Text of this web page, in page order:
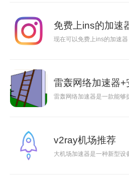
免费上ins的加速
现在可以免费上ins的加速器
雷轰网络加速器
雷轰网络加速器是一款能够
v2ray机场推荐
大机场加速器是一种新型